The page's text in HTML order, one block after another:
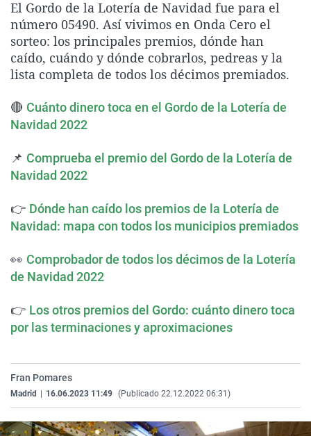
La rosa de los vientos
Gente viajera
Como el perro y el
Caso
Retornados
Equipo de
Operación Viuda
Extremadura
Galicia
La Rioja
Navarra
País Vasco
Virales
Televisión
Elecciones
El Gordo de la Lotería de Navidad fue para el
número 05490. Así vivimos en Onda Cero el
sorteo: los principales premios, dónde han
caído, cuándo y dónde cobrarlos, pedreas y la
lista completa de todos los décimos premiados.
🔴 Cuánto dinero toca en el Gordo de la Lotería de
Navidad 2022
📌 Comprueba el premio del Gordo de la Lotería de
Navidad 2022
👉 Dónde han caído los premios de la Lotería de
Navidad: mapa con todos los municipios premiados
👀 Comprobador de todos los décimos de la Lotería
de Navidad 2022
👉 Los otros premios del Gordo: cuánto dinero toca
por las terminaciones y aproximaciones
Fran Pomares
Madrid 16.06.2023 11:49 (Publicado 22.12.2022 06:31)